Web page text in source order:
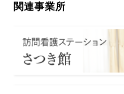
関連事業所